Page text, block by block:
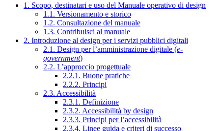
1. Scopo, destinatari e uso del Manuale operativo di design
1.1. Versionamento e storico
1.2. Consultazione del manuale
1.3. Contribuisci al manuale
2. Introduzione al design per i servizi pubblici digitali
2.1. Design per l’amministrazione digitale (e-
government)
2.2. L’approccio progettuale
2.2.1. Buone pratiche
2.2.2. Principi
2.3. Accessibilità
2.3.1. Definizione
2.3.2. Accessibilità by design
2.3.3. Principi per l’accessibilità
2.3.4. Linee guida e criteri di successo